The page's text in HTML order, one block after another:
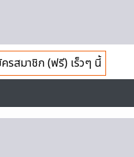
รสมาชิก (ฟรี) เร็วๆ นี้